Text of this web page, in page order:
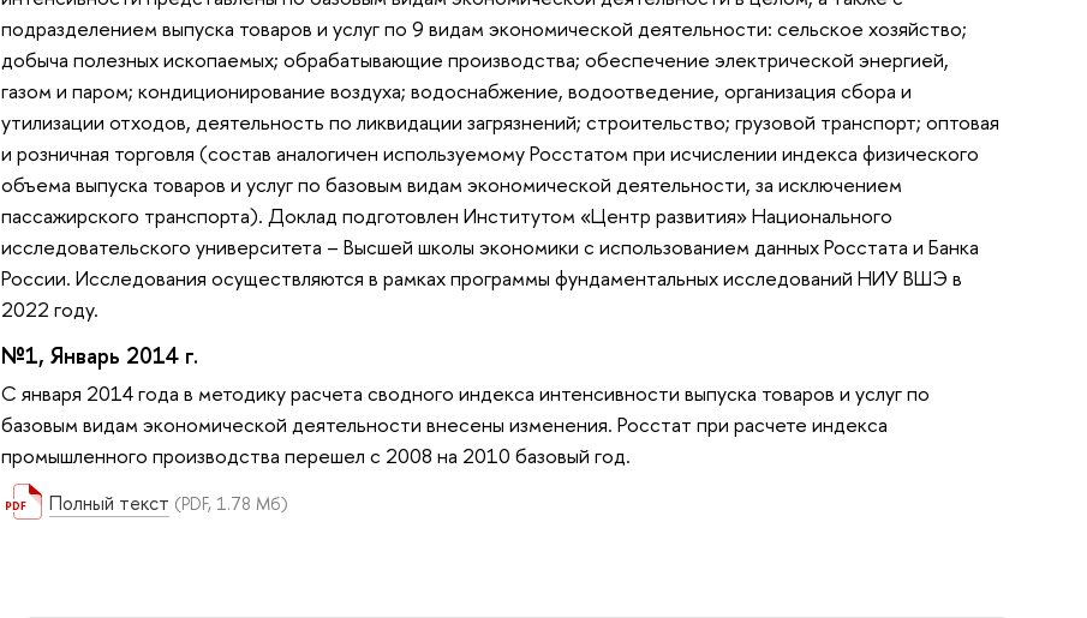
подразделением выпуска товаров и услуг по 9 видам экономической деятельности: сельское хозяйство;
добыча полезных ископаемых; обрабатывающие производства; обеспечение электрической энергией,
газом и паром; кондиционирование воздуха; водоснабжение, водоотведение, организация сбора и
утилизации отходов, деятельность по ликвидации загрязнений; строительство; грузовой транспорт; оптовая
и розничная торговля (состав аналогичен используемому Росстатом при исчислении индекса физического
объема выпуска товаров и услуг по базовым видам экономической деятельности, за исключением
пассажирского транспорта). Доклад подготовлен Институтом «Центр развития» Национального
исследовательского университета – Высшей школы экономики с использованием данных Росстата и Банка
России. Исследования осуществляются в рамках программы фундаментальных исследований НИУ ВШЭ в
2022 году.
№1, Январь 2014 г.
С января 2014 года в методику расчета сводного индекса интенсивности выпуска товаров и услуг по
базовым видам экономической деятельности внесены изменения. Росстат при расчете индекса
промышленного производства перешел с 2008 на 2010 базовый год.
Полный текст (PDF, 1.78 Мб)